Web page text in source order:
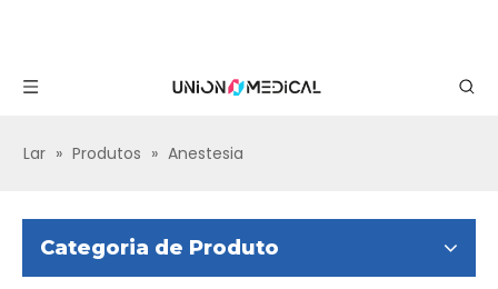
Lar » Produtos » Anestesia
Categoria de Produto